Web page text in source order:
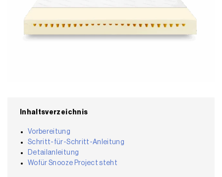
Inhaltsverzeichnis
Vorbereitung
Schritt-für-Schritt-Anleitung
Detailanleitung
Wofür Snooze Project steht